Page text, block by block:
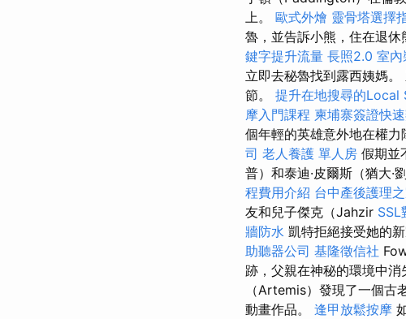
上。 歐式外燴 靈骨塔選擇
魯，並告訴小熊，住在退
鍵字提升流量 長照2.0 室內
立即去秘魯找到露西姨媽
節。 提升在地搜尋的Local
摩入門課程 柬埔寨簽證快
個年輕的英雄意外地在權力
司 老人養護 單人房 假期並
普）和泰迪·皮爾斯（猶大·
程費用介紹 台中產後護理
友和兒子傑克（Jahzir SSL
牆防水 凱特拒絕接受她的
助聽器公司 基隆徵信社
跡，父親在神秘的環境中消
（Artemis）發現了一個
動畫作品。 逢甲放鬆按摩